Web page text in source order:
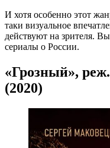
И хотя особенно этот
таки визуальное
действуют на зрителя.
сериалы о России.
«Грозный»,
(2020)